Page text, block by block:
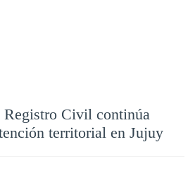
Registro Civil continúa
territorial en Jujuy